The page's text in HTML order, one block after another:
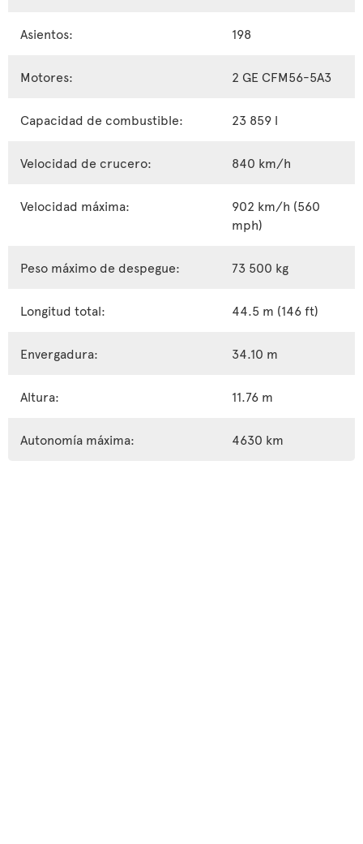
Asientos: 198
Motores: 2 GE CFM56-5A3
Capacidad de combustible: 23 859 l
Velocidad de crucero: 840 km/h
Velocidad máxima:
902 km/h (560
mph)
Peso máximo de despegue: 73 500 kg
Longitud total: 44.5 m (146 ft)
Envergadura: 34.10 m
Altura: 11.76 m
Autonomía máxima: 4630 km